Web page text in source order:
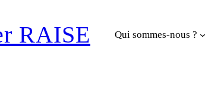
RAISE Qui sommes-nous ?